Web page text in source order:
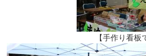
【手作り看板